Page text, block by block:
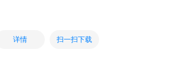
详情 扫一扫下载